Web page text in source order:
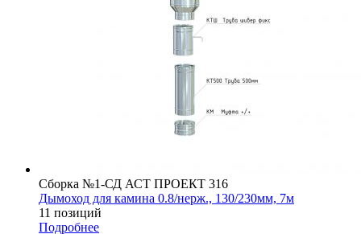
Сборка №1-СД АСТ ПРОЕКТ 316
Дымоход для камина 0.8/нерж., 130/230мм, 7м
11 позиций
Подробнее